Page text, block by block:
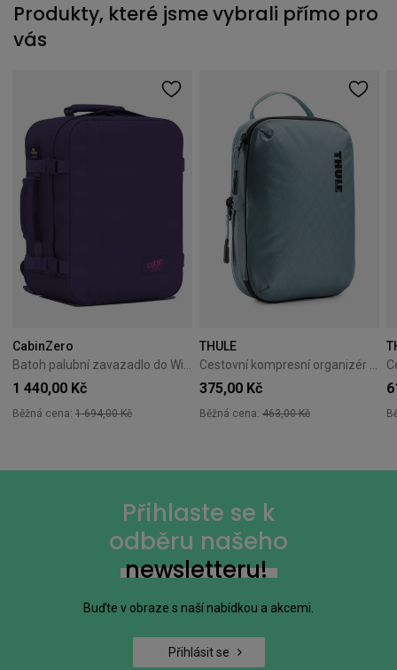
Produkty, které jsme vybrali přímo pro
vás
CabinZero
Batoh palubní zavazadlo do Wizzair Cabin Zero Classic 28L Solace sky
1 440,00 Kč
Běžná cena: 1 694,00 Kč
THULE
Cestovní kompresní organizér Thule PackingCube S Pond Gray
375,00 Kč
Běžná cena: 463,00 Kč
Přihlaste se k
odběru našeho
newsletteru!
Buďte v obraze s naší nabídkou a akcemi.
Přihlásit se